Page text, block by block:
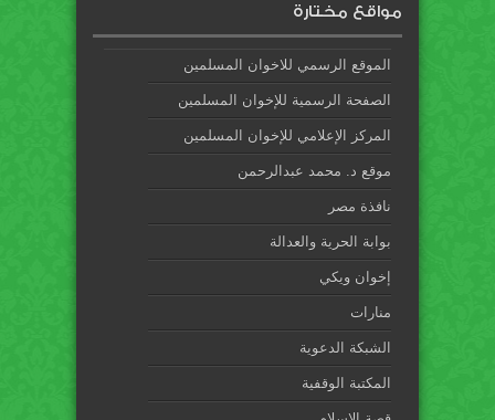
مواقع مختارة
الموقع الرسمي للاخوان المسلمين
الصفحة الرسمية للإخوان المسلمين
المركز الإعلامي للإخوان المسلمين
موقع د. محمد عبدالرحمن
نافذة مصر
بوابة الحرية والعدالة
إخوان ويكي
منارات
الشبكة الدعوية
المكتبة الوقفية